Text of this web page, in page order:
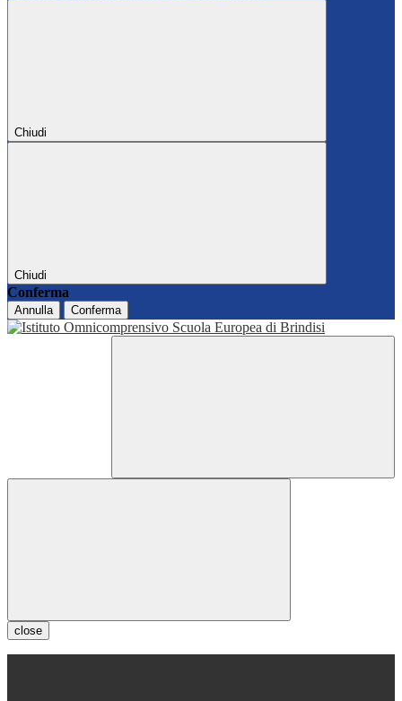
Chiudi
Chiudi
Conferma
Annulla Conferma
close